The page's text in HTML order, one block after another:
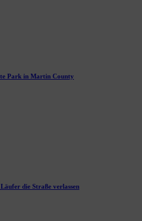
Park in Martin County
die Straße verlassen